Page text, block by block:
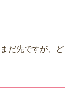
だ先ですが、ど